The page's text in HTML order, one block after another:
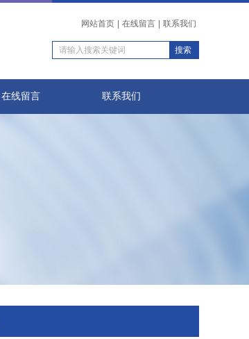
网站首页 在线留言 联系我们
在线留言 联系我们